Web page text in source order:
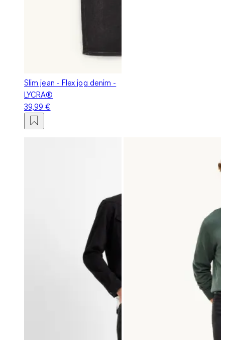
Slim jean - Flex jog denim -
LYCRA®
39,99 €